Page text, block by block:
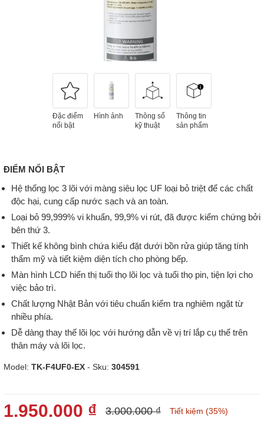
Đặc điểm
nổi bật
Hình ảnh
Thông số
kỹ thuật
Thông tin
sản phẩm
ĐIỂM NỔI BẬT
Hệ thống lọc 3 lõi với màng siêu lọc UF loại bỏ triệt để các chất
độc hại, cung cấp nước sạch và an toàn.
Loại bỏ 99,999% vi khuẩn, 99,9% vi rút, đã được kiểm chứng bởi
bên thứ 3.
Thiết kế không bình chứa kiểu đặt dưới bồn rửa giúp tăng tính
thẩm mỹ và tiết kiệm diện tích cho phòng bếp.
Màn hình LCD hiển thị tuổi thọ lõi lọc và tuổi thọ pin, tiện lợi cho
việc bảo trì.
Chất lượng Nhật Bản với tiêu chuẩn kiểm tra nghiêm ngặt từ
nhiều phía.
Dễ dàng thay thế lõi lọc với hướng dẫn về vị trí lắp cụ thể trên
thân máy và lõi lọc.
Model: TK-F4UF0-EX - Sku: 304591
1.950.000 ₫ 3.000.000 ₫ Tiết kiệm (35%)